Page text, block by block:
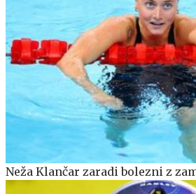
Neža Klančar zaradi bolezni z